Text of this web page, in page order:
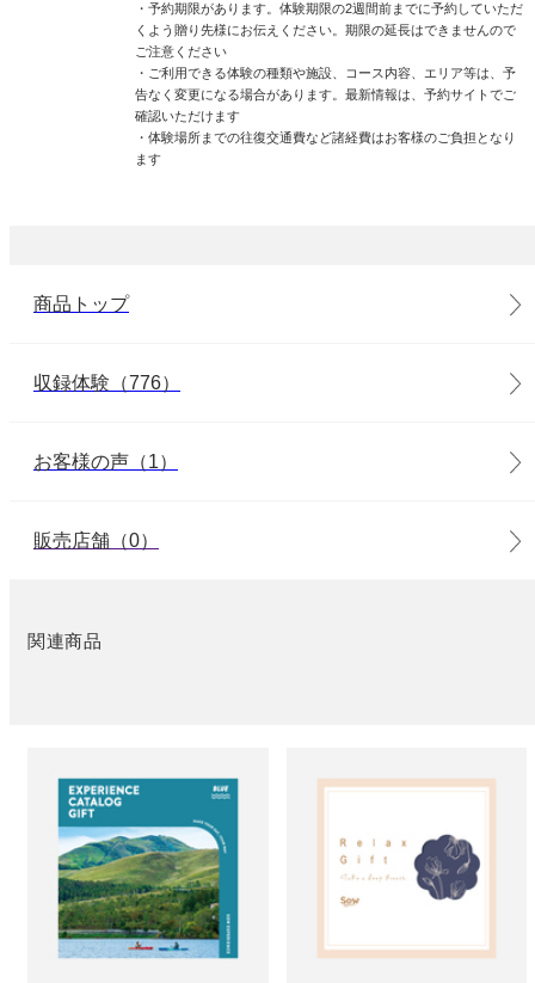
・予約期限があります。体験期限の2週間前までに予約していただ
くよう贈り先様にお伝えください。期限の延長はできませんので
ご注意ください
・ご利用できる体験の種類や施設、コース内容、エリア等は、予
告なく変更になる場合があります。最新情報は、予約サイトでご
確認いただけます
・体験場所までの往復交通費など諸経費はお客様のご負担となり
ます
商品トップ
収録体験（776）
お客様の声（1）
販売店舗（0）
関連商品